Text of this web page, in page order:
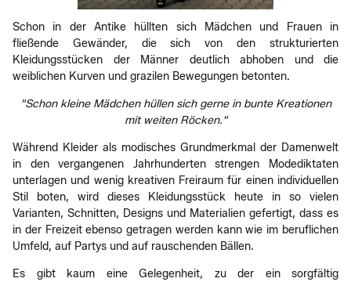
Schon in der Antike hüllten sich Mädchen und Frauen in
fließende Gewänder, die sich von den strukturierten
Kleidungsstücken der Männer deutlich abhoben und die
weiblichen Kurven und grazilen Bewegungen betonten.
"Schon kleine Mädchen hüllen sich gerne in bunte Kreationen
mit weiten Röcken."
Während Kleider als modisches Grundmerkmal der Damenwelt
in den vergangenen Jahrhunderten strengen Modediktaten
unterlagen und wenig kreativen Freiraum für einen individuellen
Stil boten, wird dieses Kleidungsstück heute in so vielen
Varianten, Schnitten, Designs und Materialien gefertigt, dass es
in der Freizeit ebenso getragen werden kann wie im beruflichen
Umfeld, auf Partys und auf rauschenden Bällen.
Es gibt kaum eine Gelegenheit, zu der ein sorgfältig